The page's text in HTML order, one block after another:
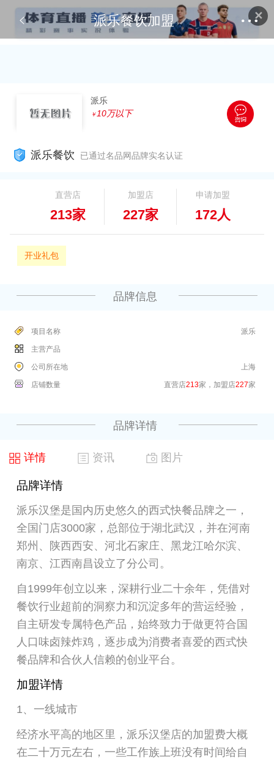
✕
派乐餐饮加盟
派乐
￥ 10万以下
派乐餐饮 已通过名品网品牌实名认证
直营店
213家
加盟店
227家
申请加盟
172人
开业礼包
品牌信息
项目名称 派乐
主营产品
公司所在地 上海
店铺数量 直营店213家，加盟店227家
品牌详情
详情 资讯 图片
品牌详情
派乐汉堡是国内历史悠久的西式快餐品牌之一，
全国门店3000家，总部位于湖北武汉，并在河南
郑州、陕西西安、河北石家庄、黑龙江哈尔滨、
南京、江西南昌设立了分公司。
自1999年创立以来，深耕行业二十余年，凭借对
餐饮行业超前的洞察力和沉淀多年的营运经验，
自主研发专属特色产品，始终致力于做更符合国
人口味卤辣炸鸡，逐步成为消费者喜爱的西式快
餐品牌和合伙人信赖的创业平台。
加盟详情
1、一线城市
经济水平高的地区里，派乐汉堡店的加盟费大概
在二十万元左右，一些工作族上班没有时间给自